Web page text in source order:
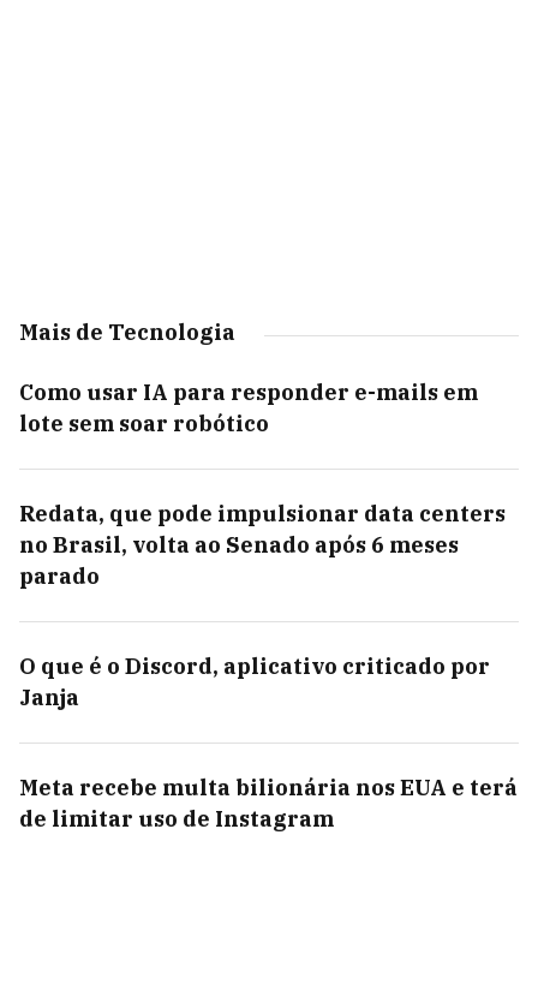
Mais de Tecnologia
Como usar IA para responder e-mails em
lote sem soar robótico
Redata, que pode impulsionar data centers
no Brasil, volta ao Senado após 6 meses
parado
O que é o Discord, aplicativo criticado por
Janja
Meta recebe multa bilionária nos EUA e terá
de limitar uso de Instagram